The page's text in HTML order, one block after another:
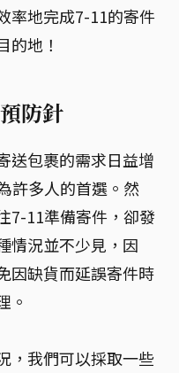
率地完成7-11的寄件
的地！
防針
送包裹的需求日益增
許多人的首選。然
7-11準備寄件，卻發
情況並不少見，因
因缺貨而延誤寄件時
。
，我們可以採取一些